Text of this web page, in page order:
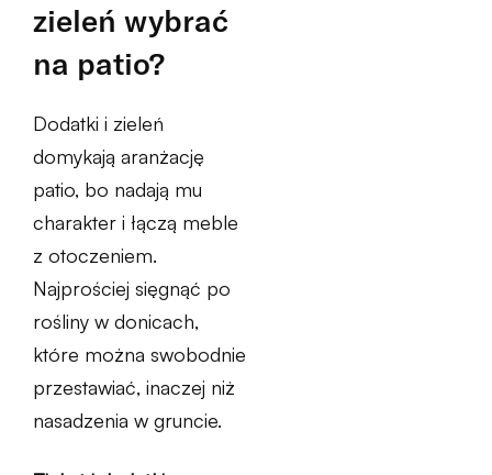
zieleń wybrać
na patio?
Dodatki i zieleń
domykają aranżację
patio, bo nadają mu
charakter i łączą meble
z otoczeniem.
Najprościej sięgnąć po
rośliny w donicach,
które można swobodnie
przestawiać, inaczej niż
nasadzenia w gruncie.